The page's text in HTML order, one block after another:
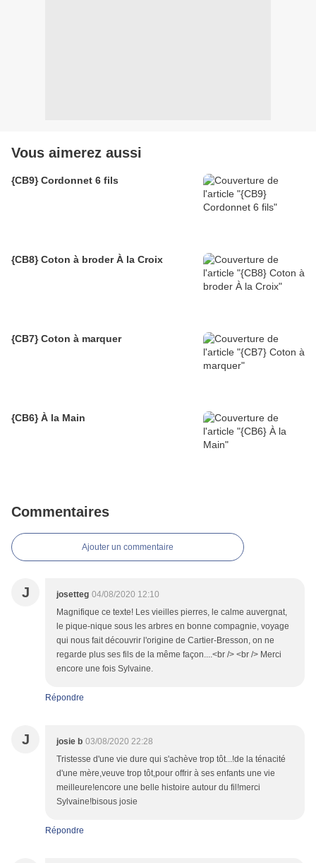
Vous aimerez aussi
{CB9} Cordonnet 6 fils
{CB8} Coton à broder À la Croix
{CB7} Coton à marquer
{CB6} À la Main
Commentaires
Ajouter un commentaire
J josetteg 04/08/2020 12:10
Magnifique ce texte! Les vieilles pierres, le calme auvergnat,
le pique-nique sous les arbres en bonne compagnie, voyage
qui nous fait découvrir l'origine de Cartier-Bresson, on ne
regarde plus ses fils de la même façon....<br /> <br /> Merci
encore une fois Sylvaine.
Répondre
J josie b 03/08/2020 22:28
Tristesse d'une vie dure qui s'achève trop tôt...!de la ténacité
d'une mère,veuve trop tôt,pour offrir à ses enfants une vie
meilleure!encore une belle histoire autour du fil!merci
Sylvaine!bisous josie
Répondre